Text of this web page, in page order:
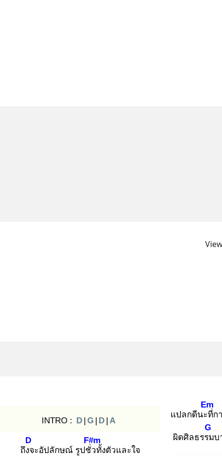
INTRO : D | G | D | A
ถึงจ
D
ะอัปลักษณ์ รูปชั่ว
F#m
ทั้งตัวและใจ
แปลกดีนะที่
Em
ก
ผิดศิลธรรม
G
บ